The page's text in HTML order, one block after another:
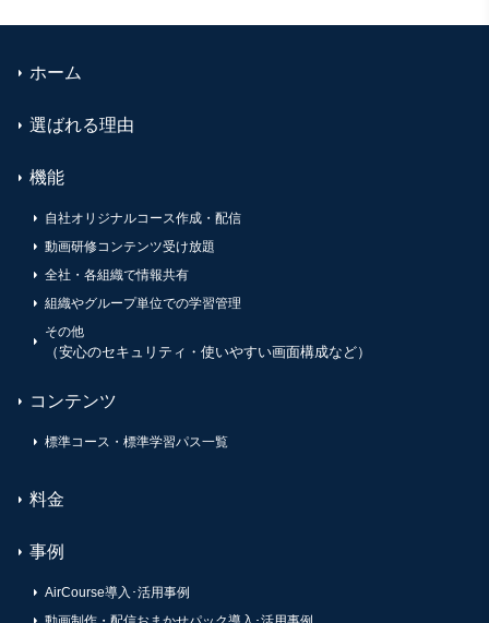
ホーム
選ばれる理由
機能
自社オリジナルコース作成・配信
動画研修コンテンツ受け放題
全社・各組織で情報共有
組織やグループ単位での学習管理
その他
（安心のセキュリティ・使いやすい画面構成など）
コンテンツ
標準コース・標準学習パス一覧
料金
事例
AirCourse導入･活用事例